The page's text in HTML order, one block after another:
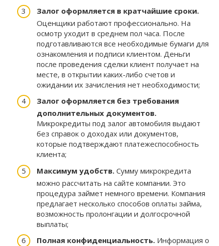
Залог оформляется в кратчайшие сроки.
Оценщики работают профессионально. На
осмотр уходит в среднем пол часа. После
подготавливаются все необходимые бумаги для
ознакомления и подписи клиентом. Деньги
после проведения сделки клиент получает на
месте, в открытии каких-либо счетов и
ожидании их зачисления нет необходимости;
Залог оформляется без требования
дополнительных документов.
Микрокредиты под залог автомобиля выдают
без справок о доходах или документов,
которые подтверждают платежеспособность
клиента;
Максимум удобств. Сумму микрокредита
можно рассчитать на сайте компании. Это
процедура займет немного времени. Компания
предлагает несколько способов оплаты займа,
возможность пролонгации и долгосрочной
выплаты;
Полная конфиденциальность. Информация о